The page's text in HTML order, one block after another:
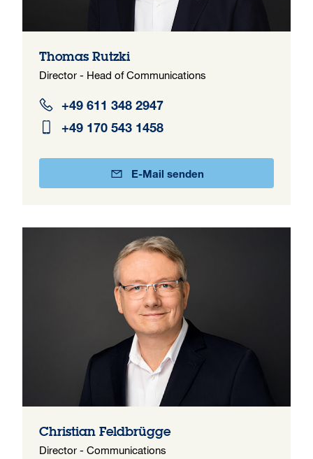
Thomas Rutzki
Director - Head of Communications
+49 611 348 2947
+49 170 543 1458
E-Mail senden
Christian Feldbrügge
Director - Communications